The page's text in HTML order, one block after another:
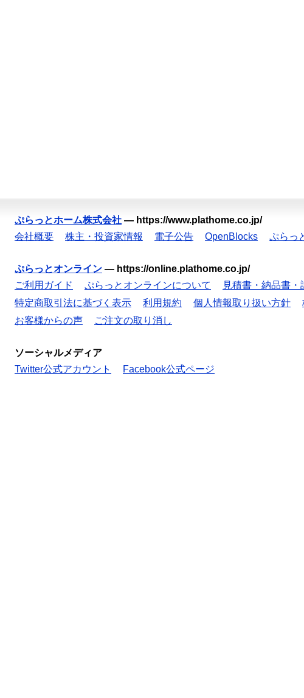
ぷらっとホーム株式会社 — https://www.plathome.co.jp/
会社概要
株主・投資家情報 電子公告 OpenBlocks ぷらっ
ぷらっとオンライン — https://online.plathome.co.jp/
ご利用ガイド
ぷらっとオンラインについて 見積書・納品書
特定商取引法に基づく表示
利用規約 個人情報取り扱い方針
お客様からの声
ご注文の取り消し
ソーシャルメディア
Twitter公式アカウント
Facebook公式ページ